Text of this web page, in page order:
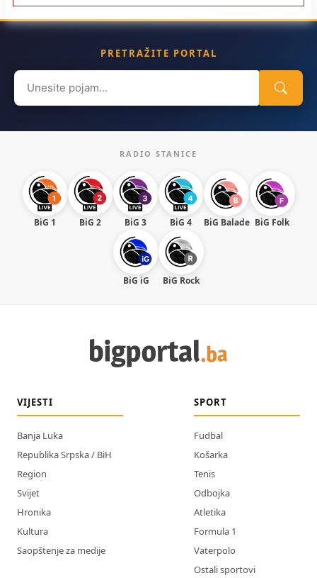
PRETRAŽITE PORTAL
Search
for:
RADIO STANICE
BiG 1 BiG 2 BiG 3 BiG 4 BiG Balade BiG Folk
BiG iG BiG Rock
VIJESTI
Banja Luka
Republika Srpska / BiH
Region
Svijet
Hronika
Kultura
Saopštenje za medije
SPORT
Fudbal
Košarka
Tenis
Odbojka
Atletika
Formula 1
Vaterpolo
Ostali sportovi